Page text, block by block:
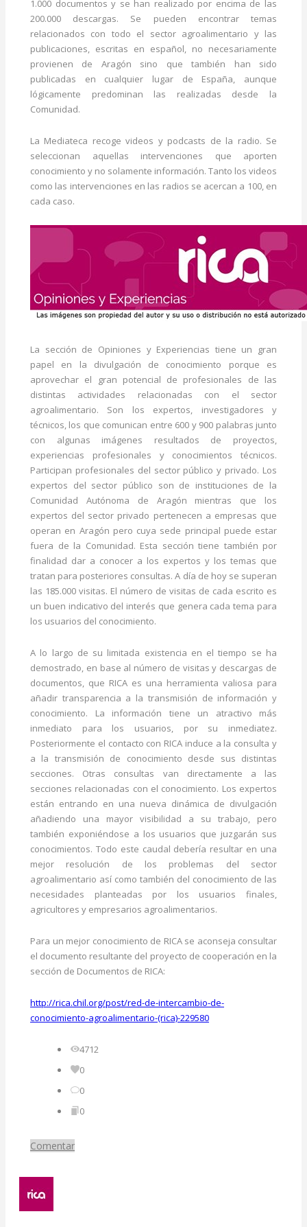
1.000 documentos y se han realizado por encima de las
200.000 descargas. Se pueden encontrar temas
relacionados con todo el sector agroalimentario y las
publicaciones, escritas en español, no necesariamente
provienen de Aragón sino que también han sido
publicadas en cualquier lugar de España, aunque
lógicamente predominan las realizadas desde la
Comunidad.
La Mediateca recoge videos y podcasts de la radio. Se
seleccionan aquellas intervenciones que aporten
conocimiento y no solamente información. Tanto los videos
como las intervenciones en las radios se acercan a 100, en
cada caso.
La sección de Opiniones y Experiencias tiene un gran
papel en la divulgación de conocimiento porque es
aprovechar el gran potencial de profesionales de las
distintas actividades relacionadas con el sector
agroalimentario. Son los expertos, investigadores y
técnicos, los que comunican entre 600 y 900 palabras junto
con algunas imágenes resultados de proyectos,
experiencias profesionales y conocimientos técnicos.
Participan profesionales del sector público y privado. Los
expertos del sector público son de instituciones de la
Comunidad Autónoma de Aragón mientras que los
expertos del sector privado pertenecen a empresas que
operan en Aragón pero cuya sede principal puede estar
fuera de la Comunidad. Esta sección tiene también por
finalidad dar a conocer a los expertos y los temas que
tratan para posteriores consultas. A día de hoy se superan
las 185.000 visitas. El número de visitas de cada escrito es
un buen indicativo del interés que genera cada tema para
los usuarios del conocimiento.
A lo largo de su limitada existencia en el tiempo se ha
demostrado, en base al número de visitas y descargas de
documentos, que RICA es una herramienta valiosa para
añadir transparencia a la transmisión de información y
conocimiento. La información tiene un atractivo más
inmediato para los usuarios, por su inmediatez.
Posteriormente el contacto con RICA induce a la consulta y
a la transmisión de conocimiento desde sus distintas
secciones. Otras consultas van directamente a las
secciones relacionadas con el conocimiento. Los expertos
están entrando en una nueva dinámica de divulgación
añadiendo una mayor visibilidad a su trabajo, pero
también exponiéndose a los usuarios que juzgarán sus
conocimientos. Todo este caudal debería resultar en una
mejor resolución de los problemas del sector
agroalimentario así como también del conocimiento de las
necesidades planteadas por los usuarios finales,
agricultores y empresarios agroalimentarios.
Para un mejor conocimiento de RICA se aconseja consultar
el documento resultante del proyecto de cooperación en la
sección de Documentos de RICA:
http://rica.chil.org/post/red-de-intercambio-de-
conocimiento-agroalimentario-(rica)-229580
4712
0
0
0
Comentar